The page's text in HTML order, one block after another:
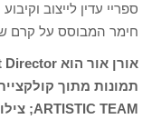
ספריי עדין לייצוב
חימר המבוסס על קרם
אורן אור הוא Director
תמונות מתוך
ARTISTIC TEAM
;